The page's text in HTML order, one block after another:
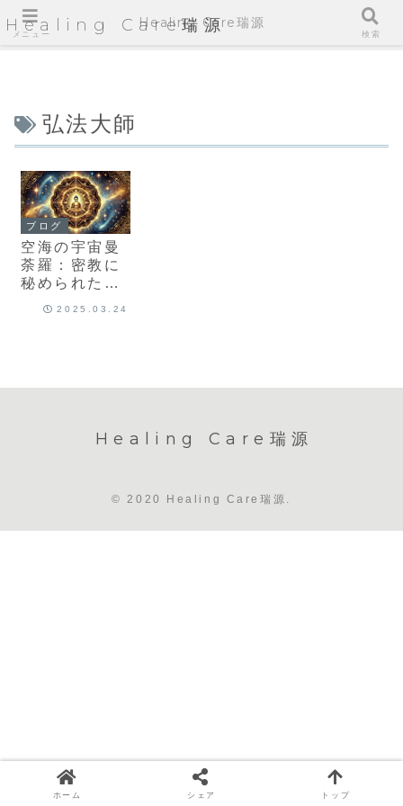
Healing Care瑞源
弘法大師
ブログ
空海の宇宙曼
荼羅：密教に
秘められた宇
2025.03.24
Healing Care瑞源
© 2020 Healing Care瑞源.
メニュー
Healing Care瑞源
検索
ホーム シェア トップ